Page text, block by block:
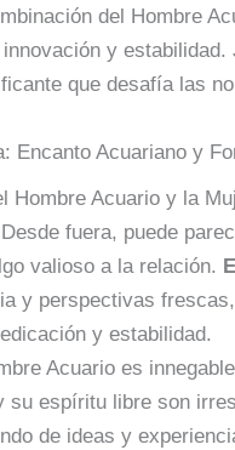
del Hombre
y
que desafía las
Encanto Acuariano y
Hombre Acuario y la
fuera, puede
valioso a la relación.
y perspectivas
y estabilidad.
Acuario es
su espíritu libre son
de ideas y